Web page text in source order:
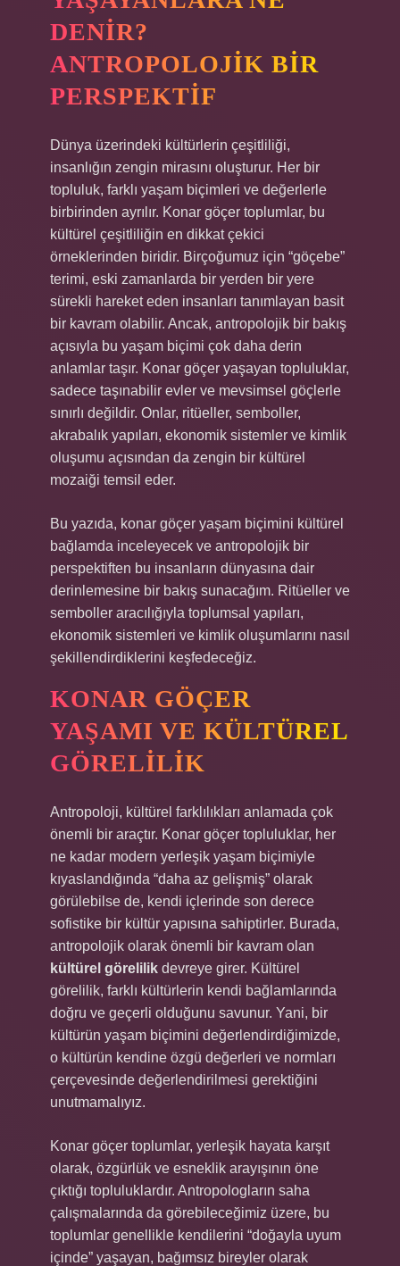
DENIR?
ANTROPOLOJIK BIR
PERSPEKTIF
Dünya üzerindeki kültürlerin çeşitliliği,
insanlığın zengin mirasını oluşturur. Her bir
topluluk, farklı yaşam biçimleri ve değerlerle
birbirinden ayrılır. Konar göçer toplumlar, bu
kültürel çeşitliliğin en dikkat çekici
örneklerinden biridir. Birçoğumuz için “göçebe”
terimi, eski zamanlarda bir yerden bir yere
sürekli hareket eden insanları tanımlayan basit
bir kavram olabilir. Ancak, antropolojik bir bakış
açısıyla bu yaşam biçimi çok daha derin
anlamlar taşır. Konar göçer yaşayan topluluklar,
sadece taşınabilir evler ve mevsimsel göçlerle
sınırlı değildir. Onlar, ritüeller, semboller,
akrabalık yapıları, ekonomik sistemler ve kimlik
oluşumu açısından da zengin bir kültürel
mozaiği temsil eder.
Bu yazıda, konar göçer yaşam biçimini kültürel
bağlamda inceleyecek ve antropolojik bir
perspektiften bu insanların dünyasına dair
derinlemesine bir bakış sunacağım. Ritüeller ve
semboller aracılığıyla toplumsal yapıları,
ekonomik sistemleri ve kimlik oluşumlarını nasıl
şekillendirdiklerini keşfedeceğiz.
KONAR GÖÇER
YAŞAMI VE KÜLTÜREL
GÖRELILIK
Antropoloji, kültürel farklılıkları anlamada çok
önemli bir araçtır. Konar göçer topluluklar, her
ne kadar modern yerleşik yaşam biçimiyle
kıyaslandığında “daha az gelişmiş” olarak
görülebilse de, kendi içlerinde son derece
sofistike bir kültür yapısına sahiptirler. Burada,
antropolojik olarak önemli bir kavram olan
kültürel görelilik devreye girer. Kültürel
görelilik, farklı kültürlerin kendi bağlamlarında
doğru ve geçerli olduğunu savunur. Yani, bir
kültürün yaşam biçimini değerlendirdiğimizde,
o kültürün kendine özgü değerleri ve normları
çerçevesinde değerlendirilmesi gerektiğini
unutmamalıyız.
Konar göçer toplumlar, yerleşik hayata karşıt
olarak, özgürlük ve esneklik arayışının öne
çıktığı topluluklardır. Antropologların saha
çalışmalarında da görebileceğimiz üzere, bu
toplumlar genellikle kendilerini “doğayla uyum
içinde” yaşayan, bağımsız bireyler olarak